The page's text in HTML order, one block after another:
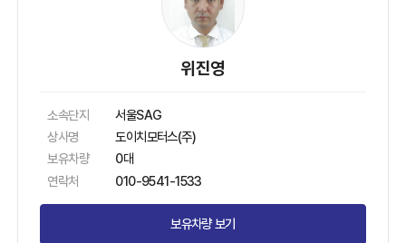
위진영
소속단지
서울SAG
상사명
도이치모터스(주)
보유차량
0대
연락처
010-9541-1533
보유차량 보기